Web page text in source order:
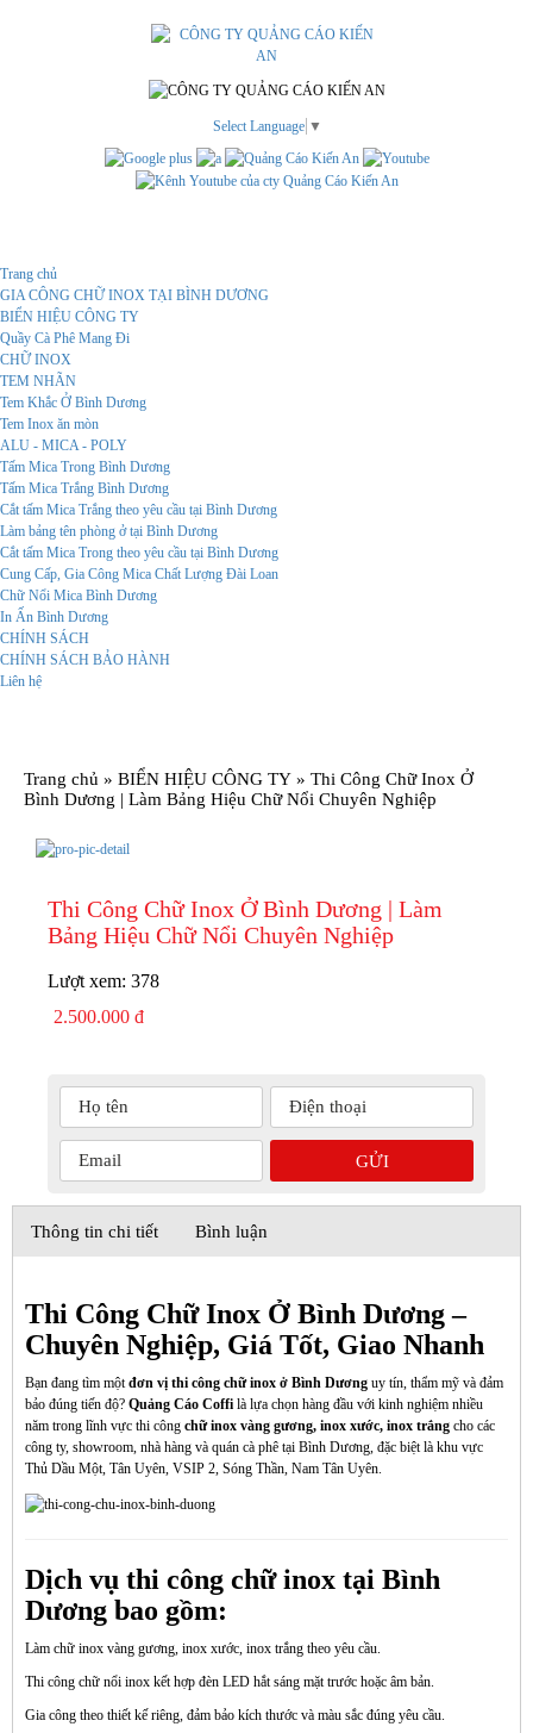
Select Language ▼
Trang chủ
GIA CÔNG CHỮ INOX TẠI BÌNH DƯƠNG
BIỂN HIỆU CÔNG TY
Quầy Cà Phê Mang Đi
CHỮ INOX
TEM NHÃN
Tem Khắc Ở Bình Dương
Tem Inox ăn mòn
ALU - MICA - POLY
Tấm Mica Trong Bình Dương
Tấm Mica Trắng Bình Dương
Cắt tấm Mica Trắng theo yêu cầu tại Bình Dương
Làm bảng tên phòng ở tại Bình Dương
Cắt tấm Mica Trong theo yêu cầu tại Bình Dương
Cung Cấp, Gia Công Mica Chất Lượng Đài Loan
Chữ Nổi Mica Bình Dương
In Ấn Bình Dương
CHÍNH SÁCH
CHÍNH SÁCH BẢO HÀNH
Liên hệ
Trang chủ » BIỂN HIỆU CÔNG TY » Thi Công Chữ Inox Ở
Bình Dương | Làm Bảng Hiệu Chữ Nổi Chuyên Nghiệp
Thi Công Chữ Inox Ở Bình Dương | Làm
Bảng Hiệu Chữ Nổi Chuyên Nghiệp
Lượt xem: 378
2.500.000 đ
Thông tin chi tiết Bình luận
Thi Công Chữ Inox Ở Bình Dương –
Chuyên Nghiệp, Giá Tốt, Giao Nhanh
Bạn đang tìm mộtđơn vị thi công chữ inox ở Bình Dương uy tín, thẩm mỹ và đảm
bảo đúng tiến độ? Quảng Cáo Coffi là lựa chọn hàng đầu với kinh nghiệm nhiều
năm trong lĩnh vực thi công chữ inox vàng gương, inox xước, inox trắng cho các
công ty, showroom, nhà hàng và quán cà phê tại Bình Dương, đặc biệt là khu vực
Thủ Dầu Một, Tân Uyên, VSIP 2, Sóng Thần, Nam Tân Uyên.
Dịch vụ thi công chữ inox tại Bình
Dương bao gồm:
Làm chữ inox vàng gương, inox xước, inox trắng theo yêu cầu.
Thi công chữ nổi inox kết hợp đèn LED hắt sáng mặt trước hoặc âm bản.
Gia công theo thiết kế riêng, đảm bảo kích thước và màu sắc đúng yêu cầu.